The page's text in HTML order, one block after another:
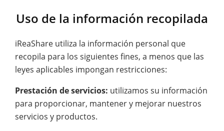
Uso de la información recopilada
iReaShare utiliza la información personal que
recopila para los siguientes fines, a menos que las
leyes aplicables impongan restricciones:
Prestación de servicios: utilizamos su información
para proporcionar, mantener y mejorar nuestros
servicios y productos.